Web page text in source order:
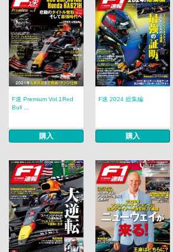
F速 Premium Vol.1Red
Bull ...
購入
F速 2024 総集編
購入